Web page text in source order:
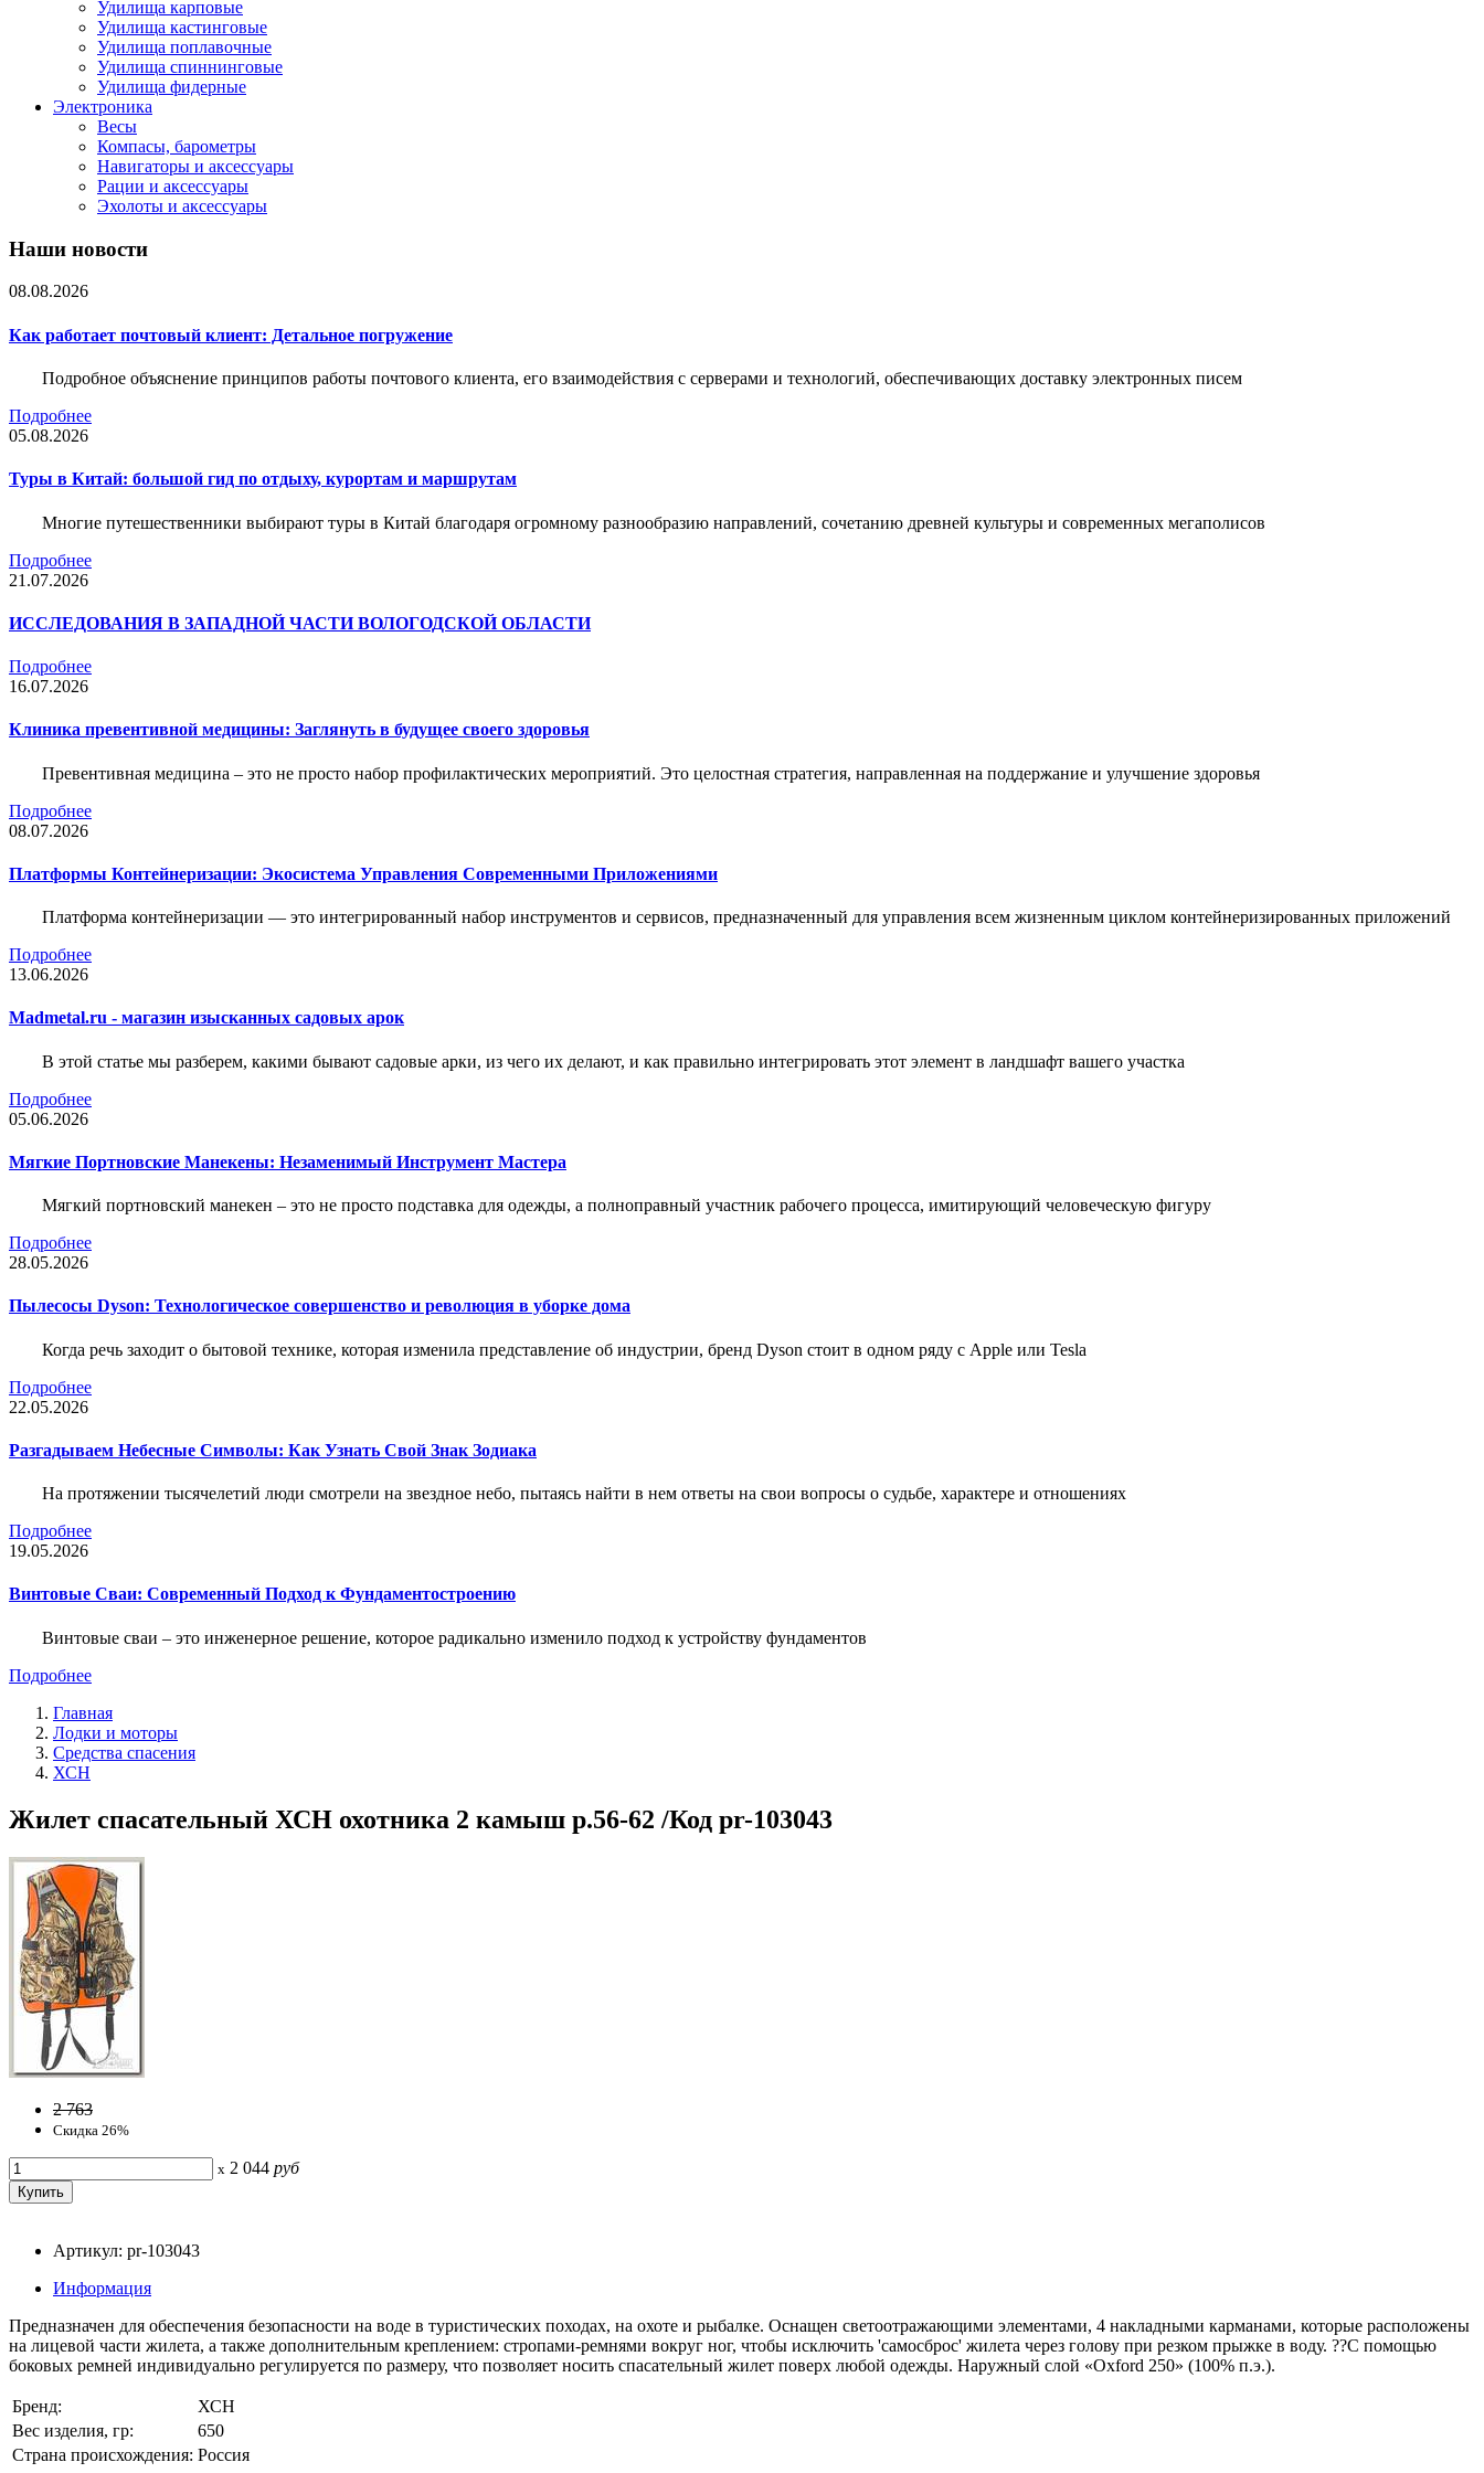
Удилища карповые
Удилища кастинговые
Удилища поплавочные
Удилища спиннинговые
Удилища фидерные
Электроника
Весы
Компасы, барометры
Навигаторы и аксессуары
Рации и аксессуары
Эхолоты и аксессуары
Наши новости
08.08.2026
Как работает почтовый клиент: Детальное погружение
Подробное объяснение принципов работы почтового клиента, его взаимодействия с серверами и технологий, обеспечивающих доставку электронных писем
Подробнее
05.08.2026
Туры в Китай: большой гид по отдыху, курортам и маршрутам
Многие путешественники выбирают туры в Китай благодаря огромному разнообразию направлений, сочетанию древней культуры и современных мегаполисов
Подробнее
21.07.2026
ИССЛЕДОВАНИЯ В ЗАПАДНОЙ ЧАСТИ ВОЛОГОДСКОЙ ОБЛАСТИ
Подробнее
16.07.2026
Клиника превентивной медицины: Заглянуть в будущее своего здоровья
Превентивная медицина – это не просто набор профилактических мероприятий. Это целостная стратегия, направленная на поддержание и улучшение здоровья
Подробнее
08.07.2026
Платформы Контейнеризации: Экосистема Управления Современными Приложениями
Платформа контейнеризации — это интегрированный набор инструментов и сервисов, предназначенный для управления всем жизненным циклом контейнеризированных приложений
Подробнее
13.06.2026
Madmetal.ru - магазин изысканных садовых арок
В этой статье мы разберем, какими бывают садовые арки, из чего их делают, и как правильно интегрировать этот элемент в ландшафт вашего участка
Подробнее
05.06.2026
Мягкие Портновские Манекены: Незаменимый Инструмент Мастера
Мягкий портновский манекен – это не просто подставка для одежды, а полноправный участник рабочего процесса, имитирующий человеческую фигуру
Подробнее
28.05.2026
Пылесосы Dyson: Технологическое совершенство и революция в уборке дома
Когда речь заходит о бытовой технике, которая изменила представление об индустрии, бренд Dyson стоит в одном ряду с Apple или Tesla
Подробнее
22.05.2026
Разгадываем Небесные Символы: Как Узнать Свой Знак Зодиака
На протяжении тысячелетий люди смотрели на звездное небо, пытаясь найти в нем ответы на свои вопросы о судьбе, характере и отношениях
Подробнее
19.05.2026
Винтовые Сваи: Современный Подход к Фундаментостроению
Винтовые сваи – это инженерное решение, которое радикально изменило подход к устройству фундаментов
Подробнее
Главная
Лодки и моторы
Средства спасения
ХСН
Жилет спасательный ХСН охотника 2 камыш р.56-62 /Код pr-103043
2 763
Скидка 26%
x 2 044 руб
Артикул: pr-103043
Информация
Предназначен для обеспечения безопасности на воде в туристических походах, на охоте и рыбалке. Оснащен светоотражающими элементами, 4 накладными карманами, которые расположены
на лицевой части жилета, а также дополнительным креплением: стропами-ремнями вокруг ног, чтобы исключить 'самосброс' жилета через голову при резком прыжке в воду. ??С помощью
боковых ремней индивидуально регулируется по размеру, что позволяет носить спасательный жилет поверх любой одежды. Наружный слой «Oxford 250» (100% п.э.).
Бренд:
ХСН
Вес изделия, гр:
650
Страна происхождения: Россия